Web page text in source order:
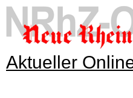
Aktueller